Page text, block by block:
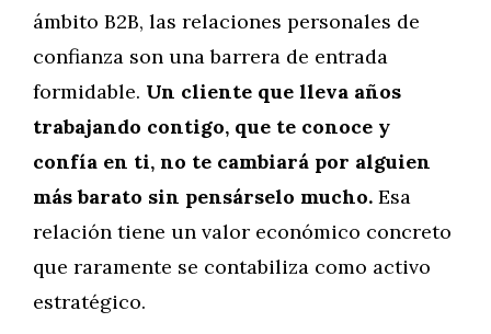
ámbito B2B, las relaciones personales de
confianza son una barrera de entrada
formidable. Un cliente que lleva años
trabajando contigo, que te conoce y
confía en ti, no te cambiará por alguien
más barato sin pensárselo mucho. Esa
relación tiene un valor económico concreto
que raramente se contabiliza como activo
estratégico.